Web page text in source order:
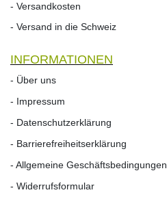
- Versandkosten
- Versand in die Schweiz
INFORMATIONEN
- Über uns
- Impressum
- Datenschutzerklärung
- Barrierefreiheitserklärung
- Allgemeine Geschäftsbedingungen
- Widerrufsformular